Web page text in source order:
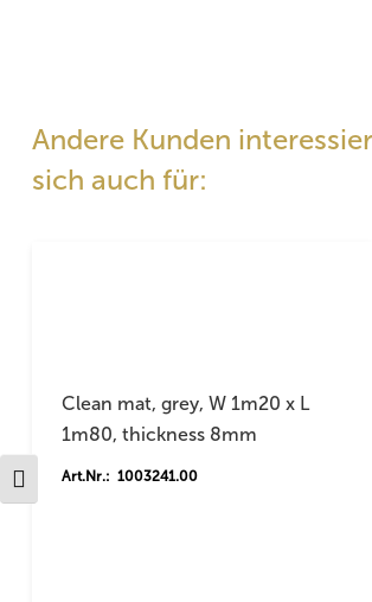
Schrift vergrößern
Andere Kunden
sich auch für:
Clean mat, grey, W 1m20 x L
1m80, thickness 8mm
Art.Nr.: 1003241.00